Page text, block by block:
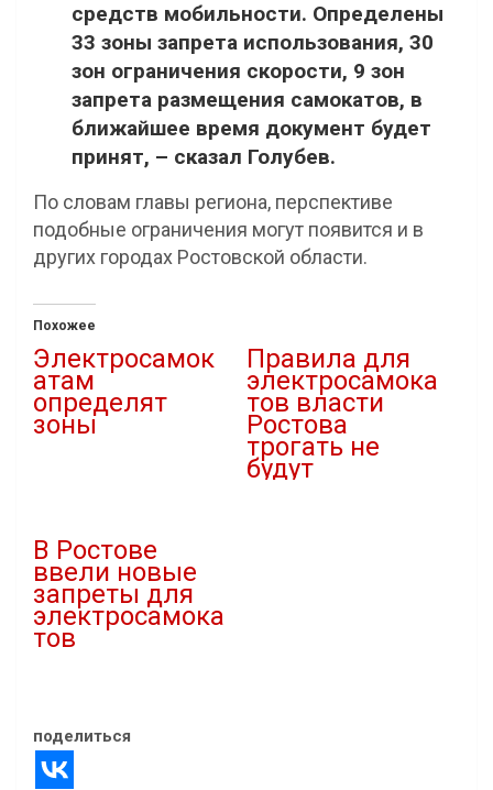
средств мобильности. Определены
33 зоны запрета использования, 30
зон ограничения скорости, 9 зон
запрета размещения самокатов, в
ближайшее время документ будет
принят, – сказал Голубев.
По словам главы региона, перспективе
подобные ограничения могут появится и в
других городах Ростовской области.
Похожее
Электросамок
атам
определят
зоны
Правила для
электросамока
тов власти
Ростова
трогать не
будут
В Ростове
ввели новые
запреты для
электросамока
тов
поделиться